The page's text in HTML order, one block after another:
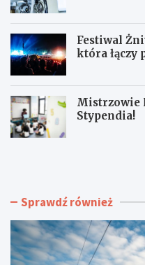
Festiwal
która łączy
Mistrzowie
Stypendia!
N
o
o
w
i
J
z
t
r
w
Sprawdź również